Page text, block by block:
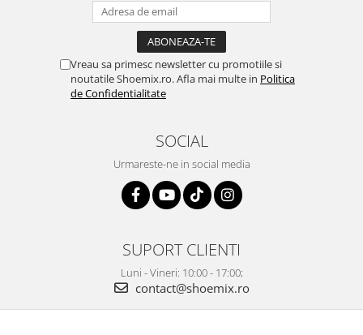
Vreau sa primesc newsletter cu promotiile si
noutatile Shoemix.ro. Afla mai multe in Politica
de Confidentialitate
SOCIAL
Urmareste-ne in social media
SUPORT CLIENTI
Luni - Vineri: 10:00 - 17:00;
contact@shoemix.ro